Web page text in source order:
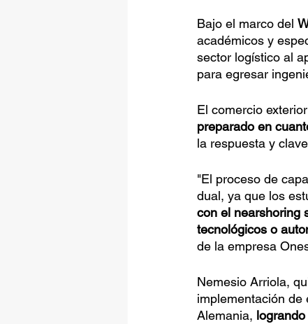
Bajo el marco del
académicos y
sector logístico al
para egresar
El comercio
preparado en
la respuesta y
"El proceso de
dual, ya que los
con el nearshoring
tecnológicos o
de la empresa
Nemesio Arriola,
implementación de
Alemania,